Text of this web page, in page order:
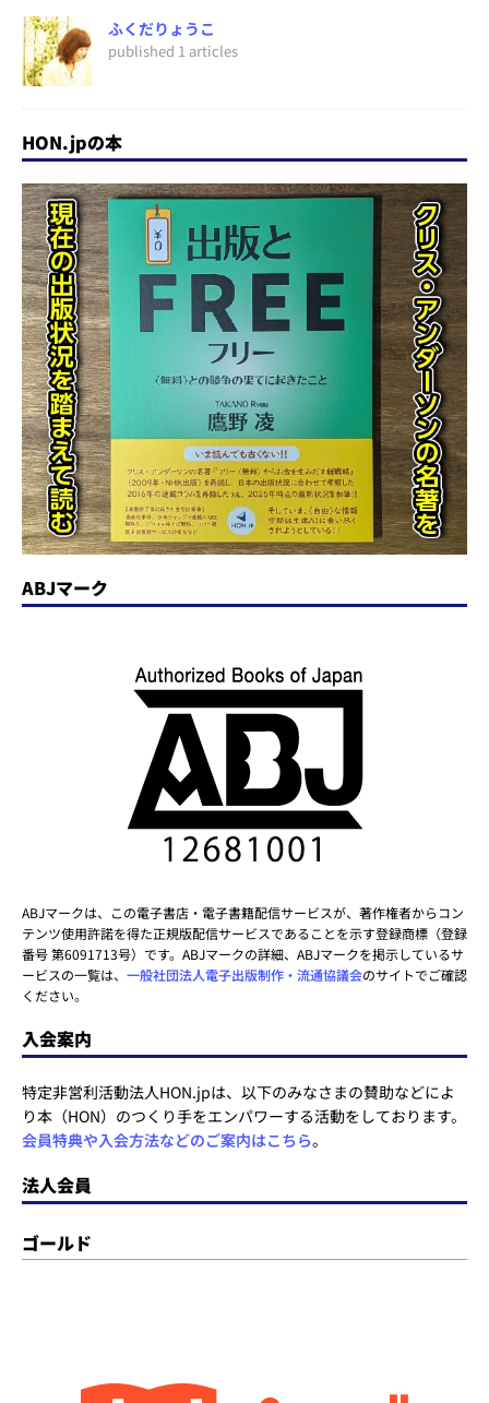
ふくだりょうこ
published 1 articles
HON.jpの本
ABJマーク
ABJマークは、この電子書店・電子書籍配信サービスが、著作権者からコン
テンツ使用許諾を得た正規版配信サービスであることを示す登録商標（登録
番号 第6091713号）です。ABJマークの詳細、ABJマークを掲示しているサ
ービスの一覧は、 一般社団法人電子出版制作・流通協議会のサイトでご確認
ください。
入会案内
特定非営利活動法人HON.jpは、以下のみなさまの賛助などによ
り本（HON）のつくり手をエンパワーする活動をしております。
会員特典や入会方法などのご案内はこちら。
法人会員
ゴールド